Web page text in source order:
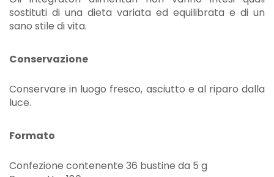
sostituti di una dieta variata ed equilibrata e di un
sano stile di vita.
Conservazione
Conservare in luogo fresco, asciutto e al riparo dalla
luce.
Formato
Confezione contenente 36 bustine da 5 g